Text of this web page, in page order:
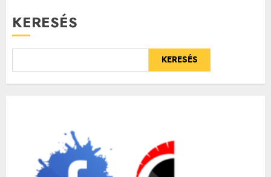
KERESÉS
KERESÉS